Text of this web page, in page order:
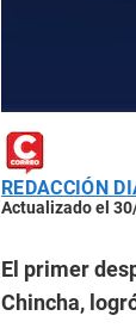
REDACCIÓN
Actualizado el
El primer
Chincha,